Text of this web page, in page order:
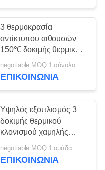
3 θερμοκρασία
αντίκτυπου αιθουσών
150℃ δοκιμής θερμικού
κλονισμού τύπων
παραθύρων
negotiable MOQ:1 σύνολο
ΕΠΙΚΟΙΝΩΝΊΑ
Υψηλός εξοπλισμός 3
δοκιμής θερμικού
κλονισμού χαμηλής
θερμοκρασίας καυτός
κρύος ελεγκτής
negotiable MOQ:1 ομάδα
ΕΠΙΚΟΙΝΩΝΊΑ